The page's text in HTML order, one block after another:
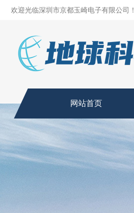
欢迎光临深圳市京都玉崎电子有限公司！
网站首页